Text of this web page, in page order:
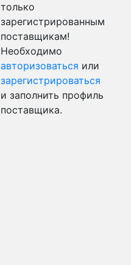
только
зарегистрированным
поставщикам!
Необходимо
авторизоваться или
зарегистрироваться
и заполнить профиль
поставщика.